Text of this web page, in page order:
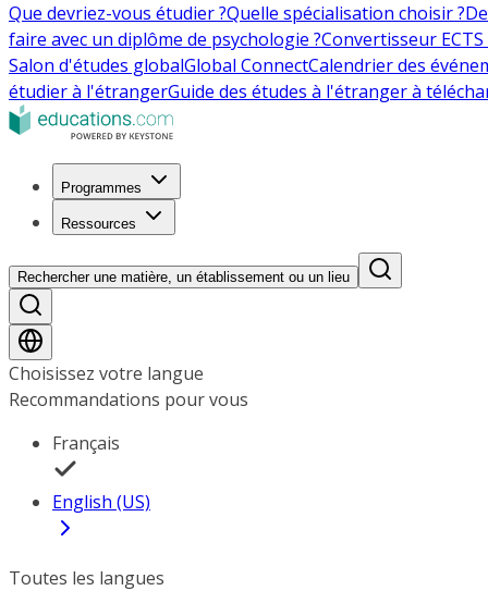
Que devriez-vous étudier ?Quelle spécialisation choisir ?
faire avec un diplôme de psychologie ?Convertisseur
Salon d'études globalGlobal ConnectCalendrier des
étudier à l'étrangerGuide des études à l'étranger à
Programmes
Ressources
Rechercher une matière, un établissement ou un lieu
Choisissez votre langue
Recommandations pour vous
Français
English (US)
Toutes les langues